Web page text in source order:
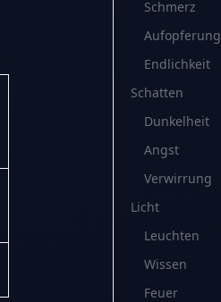
Schmerz
Aufopferung
Endlichkeit
Schatten
Dunkelheit
Angst
Verwirrung
Licht
Leuchten
Wissen
Feuer